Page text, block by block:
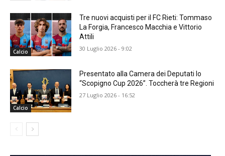
Calcio
Tre nuovi acquisti per il FC Rieti: Tommaso
La Forgia, Francesco Macchia e Vittorio
Attili
30 Luglio 2026 - 9:02
Calcio
Presentato alla Camera dei Deputati lo
“Scopigno Cup 2026”. Toccherà tre Regioni
27 Luglio 2026 - 16:52